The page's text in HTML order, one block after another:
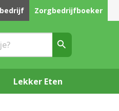
Zorgbedrijfboeker
Lekker Eten